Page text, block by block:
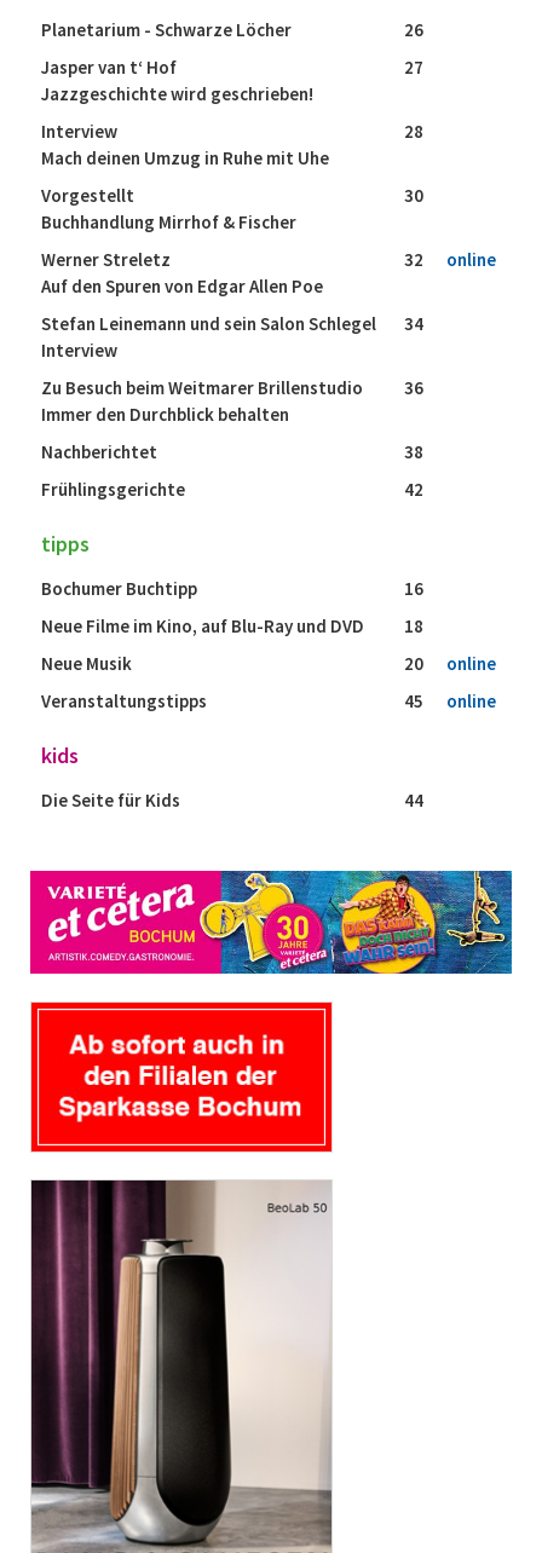
Planetarium - Schwarze Löcher
26
Jasper van t‘ Hof
Jazzgeschichte wird geschrieben!
27
Interview
Mach deinen Umzug in Ruhe mit Uhe
28
Vorgestellt
Buchhandlung Mirrhof & Fischer
30
Werner Streletz
Auf den Spuren von Edgar Allen Poe
32 online
Stefan Leinemann und sein Salon Schlegel
Interview
34
Zu Besuch beim Weitmarer Brillenstudio
Immer den Durchblick behalten
36
Nachberichtet
38
Frühlingsgerichte
42
tipps
Bochumer Buchtipp
16
Neue Filme im Kino, auf Blu-Ray und DVD
18
Neue Musik
20
online
Veranstaltungstipps
45 online
kids
Die Seite für Kids 44